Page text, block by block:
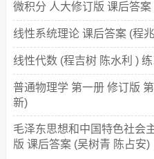
微积分 人大修订版 课后答案
线性系统理论 课后答案 (程
线性代数 (程吉树 陈水利 )
普通物理学 第一册 修订版
新)
毛泽东思想和中国特色社会
版 课后答案 (吴树青 陈占安)